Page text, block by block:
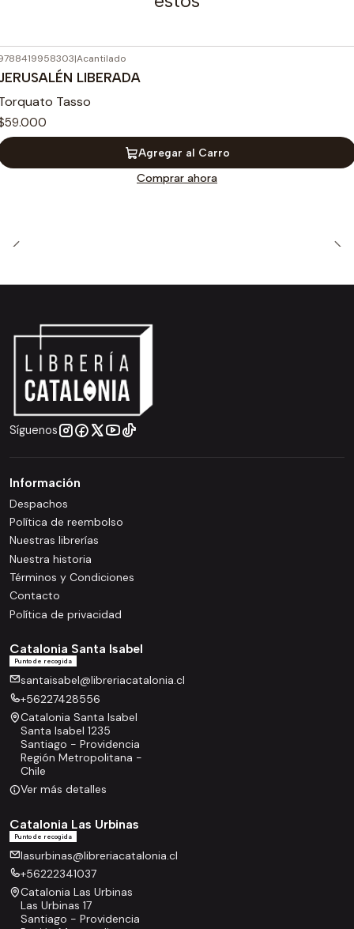
|Acantilado
LIBERADA
Tasso
Agregar al Carro
Comprar ahora
Síguenos
Información
Despachos
Política de reembolso
Nuestras librerías
Nuestra historia
Términos y Condiciones
Contacto
Política de privacidad
Catalonia Santa Isabel
Punto de recogida
santaisabel@libreriacatalonia.cl
+56227428556
Catalonia Santa Isabel
Santa Isabel 1235
Santiago - Providencia
Región Metropolitana -
Chile
Ver más detalles
Catalonia Las Urbinas
Punto de recogida
lasurbinas@libreriacatalonia.cl
+56222341037
Catalonia Las Urbinas
Las Urbinas 17
Santiago - Providencia